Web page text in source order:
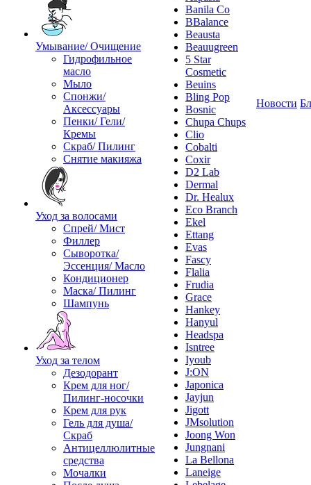
Умывание/ Очищение
Гидрофильное
масло
Мыло
Спонжи/
Аксессуары
Пенки/ Гели/
Кремы
Скраб/ Пилинг
Снятие макияжа
Уход за волосами
Спрей/ Мист
Филлер
Сыворотка/
Эссенция/ Масло
Кондиционер
Маска/ Пилинг
Шампунь
Уход за телом
Дезодорант
Крем для ног/
Пилинг-носочки
Крем для рук
Гель для душа/
Скраб
Антицеллюлитные
средства
Мочалки
Banila Co
BBalance
Beausta
Beauugreen
5 Star
Cosmetic
Beuins
Bling Pop
Bosnic
Chupa Chups
Clio
Cobalti
Coxir
D2 Lab
Dermal
Dr. Healux
Eco Branch
Ekel
Ettang
Evas
Fascy
Flalia
Frudia
Grace
Hankey
Hanyul
Headspa
Isntree
Iyoub
J:ON
Japonica
Jayjun
Jigott
JMsolution
Joong Won
Jungnani
La Bellona
Laneige
Новости